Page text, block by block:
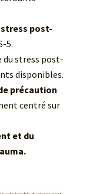
post-
5.
stress post-
disponibles.
précaution
centré sur
et du